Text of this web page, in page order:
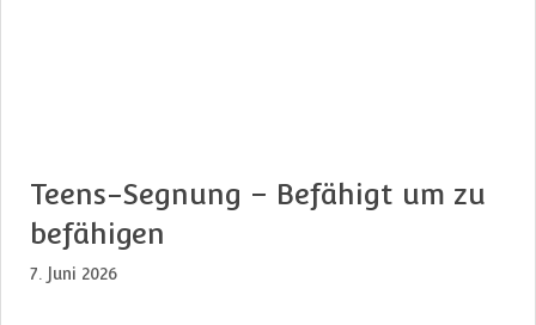
Teens-Segnung – Befähigt um zu
befähigen
7. Juni 2026